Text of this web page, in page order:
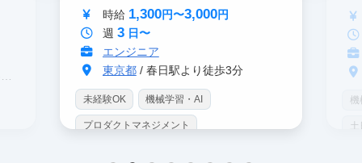
当
時給 1,300円〜3,000円
週 3日〜
エンジニア
東京都/ 春日駅より徒歩3分
未経験OK 機械学習・AI
プロダクトマネジメント
機